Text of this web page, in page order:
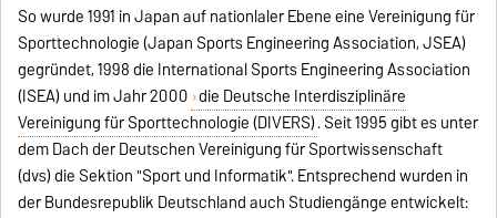
So wurde 1991 in Japan auf nationlaler Ebene eine Vereinigung für
Sporttechnologie (Japan Sports Engineering Association, JSEA)
gegründet, 1998 die International Sports Engineering Association
(ISEA) und im Jahr 2000 die Deutsche Interdisziplinäre
Vereinigung für Sporttechnologie (DIVERS). Seit 1995 gibt es unter
dem Dach der Deutschen Vereinigung für Sportwissenschaft
(dvs) die Sektion "Sport und Informatik". Entsprechend wurden in
der Bundesrepublik Deutschland auch Studiengänge entwickelt: